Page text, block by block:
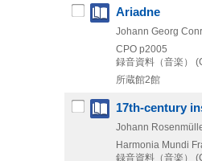
Ariadne
Johann Georg
CPO p2005
録音資料（音楽）
所蔵館2館
17th-century
Johann
Harmonia Mundi
録音資料（音楽）